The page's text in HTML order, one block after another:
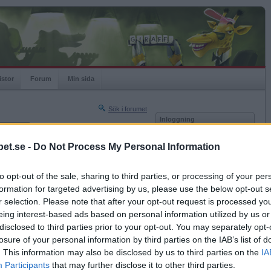
- Do Not Process My Personal Information
opt-out of the sale, sharing to third parties, or processing of your
for targeted advertising by us, please use the below opt-out
selection. Please note that after your opt-out request is processed
interest-based ads based on personal information utilized by us
to third parties prior to your opt-out. You may separately
of your personal information by third parties on the IAB’s list of
This information may also be disclosed by us to third parties on the
Participants that may further disclose it to other third parties.
Forum Min sida
Sök i forumet
Nästa sida »
2014-03-12 19:43
skavet var inte dumt det heller, med en
Inloggning
Kom ihåg mig
Glömt ditt lösenord?
Få ny aktiveringslänk
Betapet är gratis!